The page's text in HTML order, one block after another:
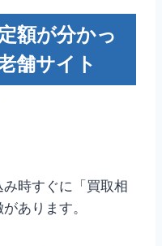
額が分かっ
舗サイト
時すぐに「買取相
あります。